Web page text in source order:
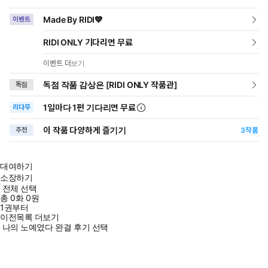
이벤트 Made By RIDI💙
RIDI ONLY 기다리면 무료
이벤트 더보기
독점 독점 작품 감상은 [RIDI ONLY 작품관]
리다무 1일마다1편 기다리면 무료
추천 이 작품 다양하게 즐기기 3작품
대여하기
소장하기
전체 선택
총0화0원
1권부터
이전목록 더보기
나의 노예였다 완결 후기 선택